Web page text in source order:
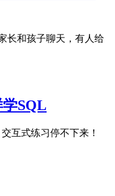
长和孩子聊天，有人给
SQL
互式练习停不下来！